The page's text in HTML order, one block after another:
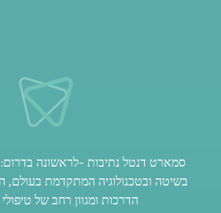
סמארט דנטל נתיבות -לראשונה בדרום:
בשיטה ובטכנולוגיה המתקדמת בעולם,
הדרכות ומגוון רחב של